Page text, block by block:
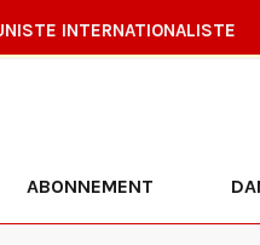
INTERNATIONALISTE
ABONNEMENT